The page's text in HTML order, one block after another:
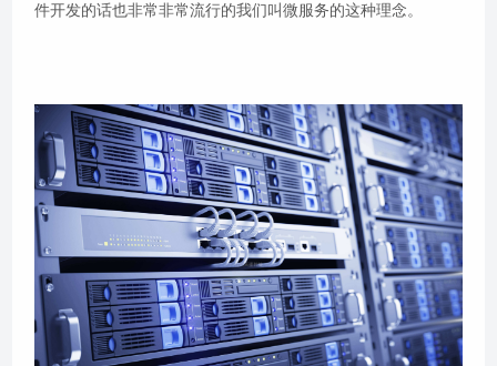
件开发的话也非常非常流行的我们叫微服务的这种理念。